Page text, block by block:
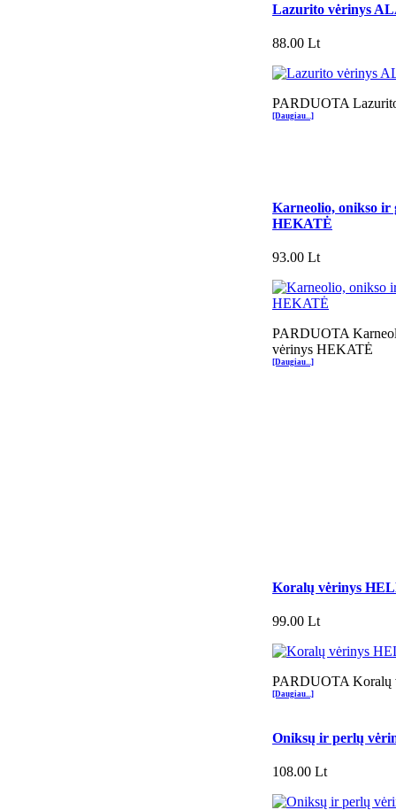
Lazurito vėrinys
88.00 Lt
PARDUOTA
[Daugiau...]
Karneolio, onikso ir
HEKATĖ
93.00 Lt
PARDUOTA
vėrinys HEKATĖ
[Daugiau...]
Koralų vėrinys
99.00 Lt
PARDUOTA
[Daugiau...]
Oniksų ir perlų
108.00 Lt